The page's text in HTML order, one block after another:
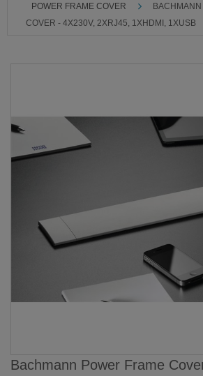
POWER FRAME COVER
COVER - 4X230V, 2XRJ45, 1XHDMI, 1XUSB
Bachmann Power Frame